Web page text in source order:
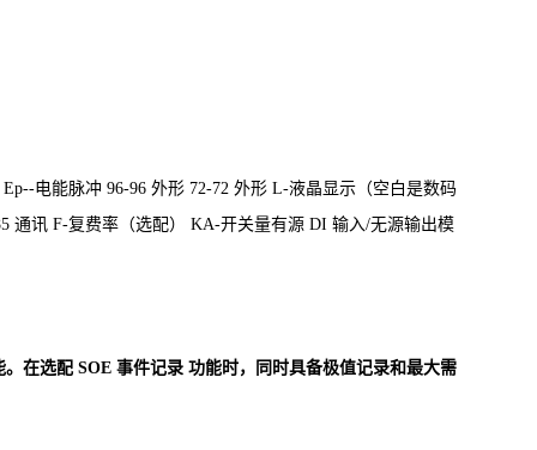
Ep--电能脉冲 96-96 外形 72-72 外形 L-液晶显示（空白是数码
通讯 F-复费率（选配） KA-开关量有源 DI 输入/无源输出模
。在选配 SOE 事件记录 功能时，同时具备极值记录和最大需